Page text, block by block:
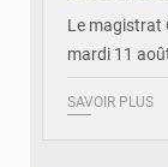
Le magistrat
mardi 11
SAVOIR PLUS